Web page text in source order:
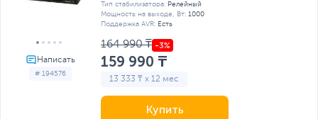
# 194576
Тип стабилизатора: Релейный
Мощность на выходе, Вт: 1000
Поддержка AVR: Есть
164 990 ₸
159 990 ₸
13 333 ₸ x 12 мес
Купить